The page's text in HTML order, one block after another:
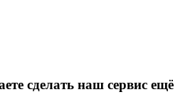
сделать наш сервис ещё